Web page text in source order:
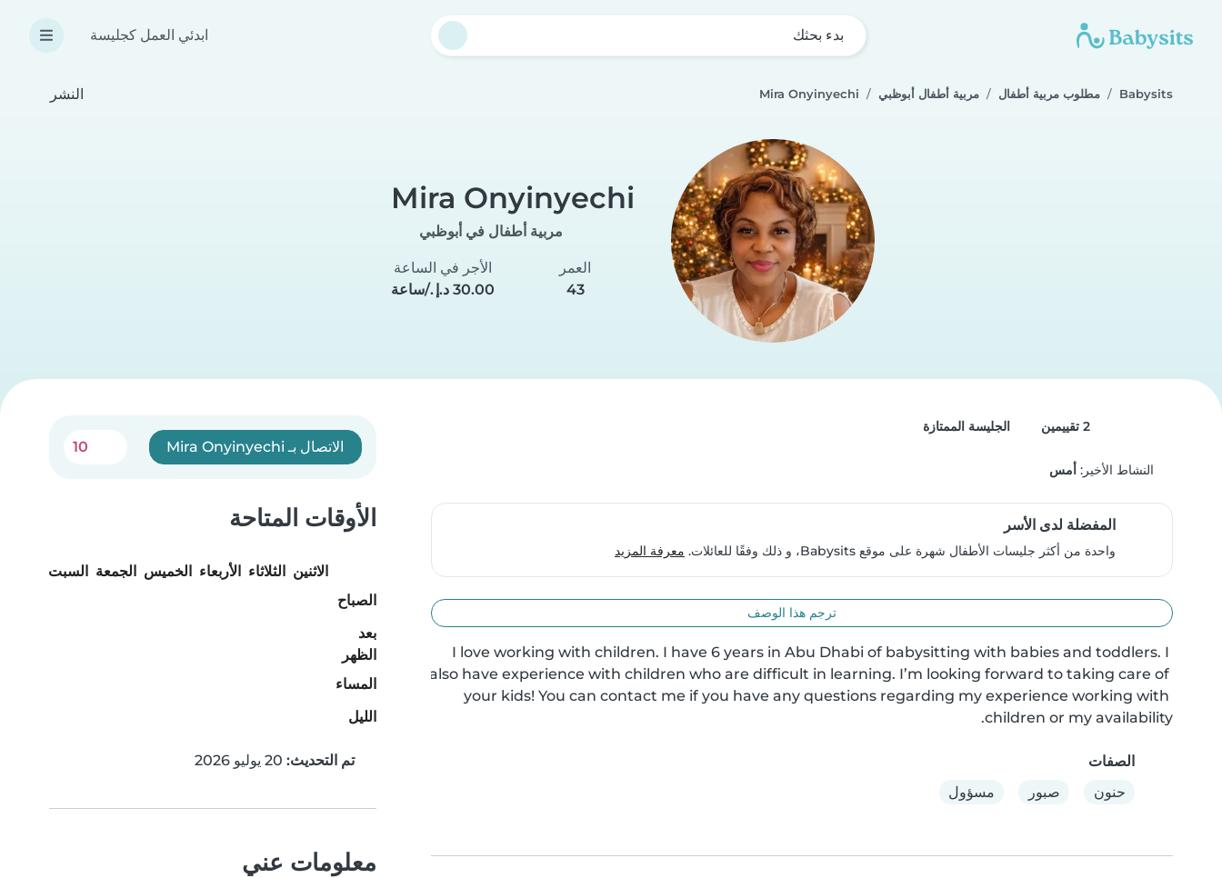
بدء بحثك ابدئي العمل كجليسة
Babysits مطلوب مربية أطفال مربية أطفال أبوظبي Mira Onyinyechi النشر
Mira Onyinyechi
مربية أطفال في أبوظبي
العمر
43
الأجر في الساعة
2 تقييمين الجليسة الممتازة
النشاط الأخير:أمس
المفضلة لدى الأسر
واحدة من أكثر جليسات الأطفال شهرة على موقع Babysits، و ذلك وفقًا للعائلات. معرفة المزيد
ترجم هذا الوصف
I love working with children. I have 6 years in Abu Dhabi of babysitting with babies and toddlers. I
also have experience with children who are difficult in learning. I’m looking forward to taking care of
your kids! You can contact me if you have any questions regarding my experience working with
children or my availability.
الصفات
حنون
صبور مسؤول
الاتصال بـ Mira Onyinyechi 10
الأوقات المتاحة
الاثنين الثلاثاء الأربعاء الخميس الجمعة السبت
الصباح
بعد
الظهر
المساء
الليل
تم التحديث:
معلومات عني